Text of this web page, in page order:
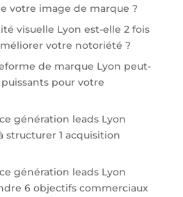
votre image de marque ?
visuelle Lyon est-elle 2 fois
votre notoriété ?
de marque Lyon peut-
pour votre
génération leads Lyon
structurer 1 acquisition
génération leads Lyon
6 objectifs commerciaux